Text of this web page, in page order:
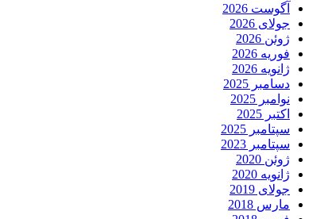
آگوست 2026
جولای 2026
ژوئن 2026
فوریه 2026
ژانویه 2026
دسامبر 2025
نوامبر 2025
اکتبر 2025
سپتامبر 2025
سپتامبر 2023
ژوئن 2020
ژانویه 2020
جولای 2019
مارس 2018